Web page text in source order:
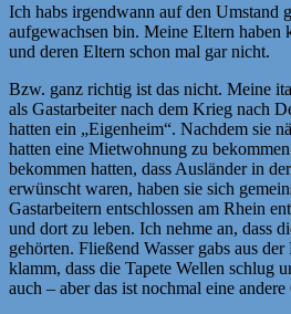
Ich habs irgendwann auf den Umstand
aufgewachsen bin. Meine Eltern haben
und deren Eltern schon mal gar nicht.
Bzw. ganz richtig ist das nicht. Meine
als Gastarbeiter nach dem Krieg nach
hatten ein „Eigenheim“. Nachdem sie
hatten eine Mietwohnung zu
bekommen hatten, dass Ausländer in
erwünscht waren, haben sie sich
Gastarbeitern entschlossen am Rhein
und dort zu leben. Ich nehme an, dass
gehörten. Fließend Wasser gabs aus
klamm, dass die Tapete Wellen schlug
auch – aber das ist nochmal eine andere